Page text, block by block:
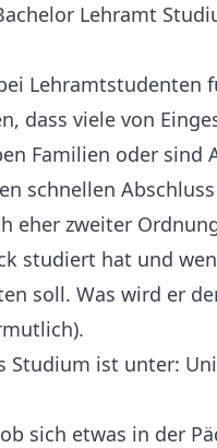
Lehramt
Lehramtstudenten
dass viele von
Familien oder sind
schnellen
eher zweiter
studiert hat und
soll. Was wird er
Studium ist unter:
sich etwas in der